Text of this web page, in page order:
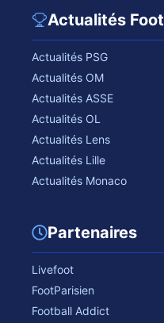
Actualités Foot
Actualités PSG
Actualités OM
Actualités ASSE
Actualités OL
Actualités Lens
Actualités Lille
Actualités Monaco
Partenaires
Livefoot
FootParisien
Football Addict